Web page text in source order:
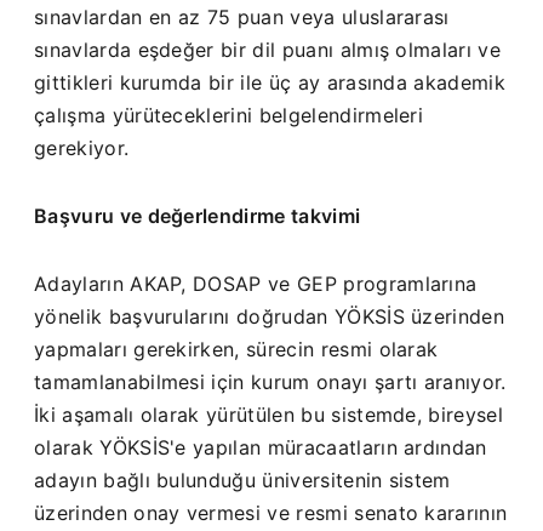
sınavlardan en az 75 puan veya uluslararası
sınavlarda eşdeğer bir dil puanı almış olmaları ve
gittikleri kurumda bir ile üç ay arasında akademik
çalışma yürüteceklerini belgelendirmeleri
gerekiyor.
Başvuru ve değerlendirme takvimi
Adayların AKAP, DOSAP ve GEP programlarına
yönelik başvurularını doğrudan YÖKSİS üzerinden
yapmaları gerekirken, sürecin resmi olarak
tamamlanabilmesi için kurum onayı şartı aranıyor.
İki aşamalı olarak yürütülen bu sistemde, bireysel
olarak YÖKSİS'e yapılan müracaatların ardından
adayın bağlı bulunduğu üniversitenin sistem
üzerinden onay vermesi ve resmi senato kararının